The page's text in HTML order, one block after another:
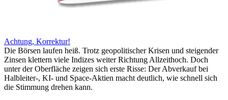
Achtung, Korrektur!
Die Börsen laufen heiß. Trotz geopolitischer Krisen und steigender
Zinsen klettern viele Indizes weiter Richtung Allzeithoch. Doch
unter der Oberfläche zeigen sich erste Risse: Der Abverkauf bei
Halbleiter-, KI- und Space-Aktien macht deutlich, wie schnell sich
die Stimmung drehen kann.